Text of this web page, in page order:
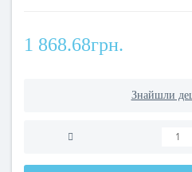
1 868.68грн.
Знайшли